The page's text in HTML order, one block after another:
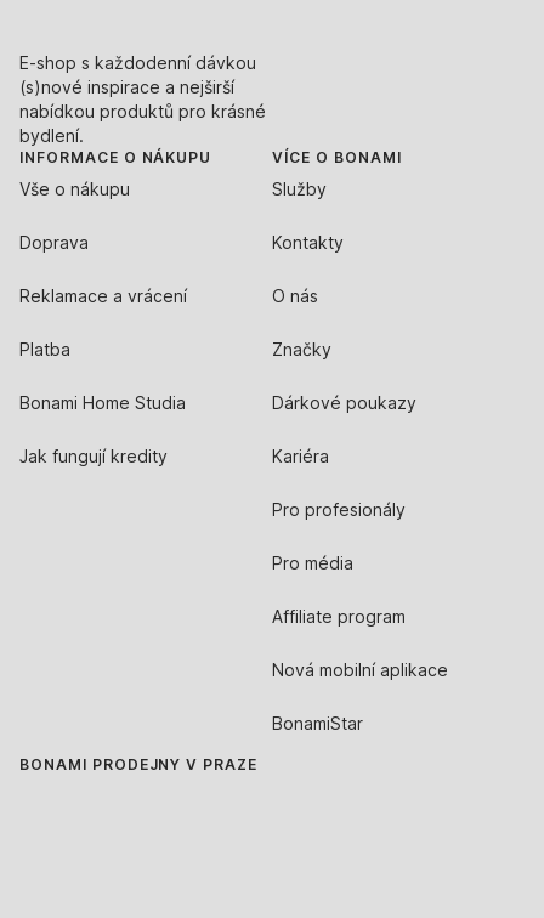
E-shop s každodenní dávkou
(s)nové inspirace a nejširší
nabídkou produktů pro krásné
bydlení.
INFORMACE O NÁKUPU
Vše o nákupu
Doprava
Reklamace a vrácení
Platba
Bonami Home Studia
Jak fungují kredity
VÍCE O BONAMI
Služby
Kontakty
O nás
Značky
Dárkové poukazy
Kariéra
Pro profesionály
Pro média
Affiliate program
Nová mobilní aplikace
BonamiStar
BONAMI PRODEJNY V PRAZE